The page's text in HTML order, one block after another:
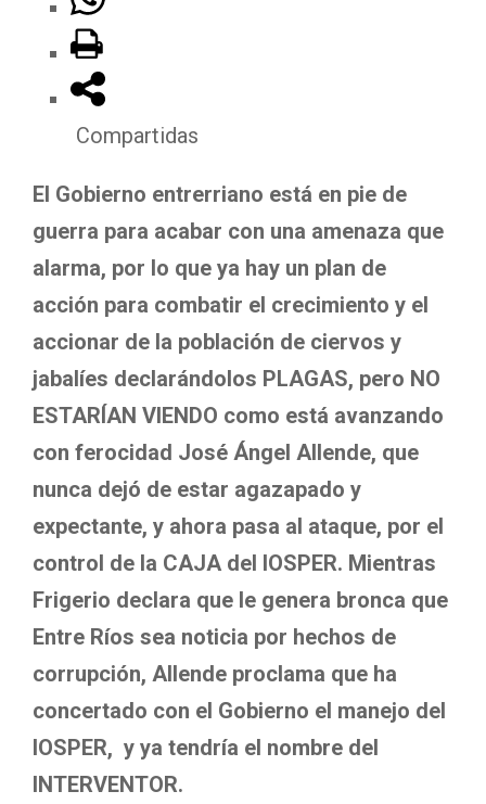
Compartidas
El Gobierno entrerriano está en pie de
guerra para acabar con una amenaza que
alarma, por lo que ya hay un plan de
acción para combatir el crecimiento y el
accionar de la población de ciervos y
jabalíes declarándolos PLAGAS, pero NO
ESTARÍAN VIENDO como está avanzando
con ferocidad José Ángel Allende, que
nunca dejó de estar agazapado y
expectante, y ahora pasa al ataque, por el
control de la CAJA del IOSPER. Mientras
Frigerio declara que le genera bronca que
Entre Ríos sea noticia por hechos de
corrupción, Allende proclama que ha
concertado con el Gobierno el manejo del
IOSPER, y ya tendría el nombre del
INTERVENTOR.